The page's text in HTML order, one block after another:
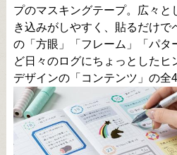
プのマスキングテープ。広々と
き込みがしやすく、貼るだけで
の「方眼」「フレーム」「パタ
ど日々のログにちょっとしたヒ
デザインの「コンテンツ」の全4